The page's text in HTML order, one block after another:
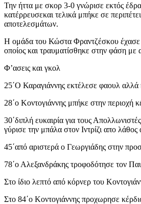
Την ήττα με σκορ 3-0 γνώρισε εκτός
κατέρρευσεκαι τελικά μπήκε σε
αποτελεσμάτων.
Η ομάδα του Κώστα Φραντζέσκου έχασε
οποίος και τραυματίσθηκε στην φάση με
Φ’ασεις και γκολ
25΄Ο Καραγιάννης εκτέλεσε φαουλ
28΄ο Κοντογιάννης μπήκε στην περιοχή
30΄διπλή ευκαιρία για τους
γύρισε την μπάλα στον Ιντρίζι απο
45΄από αριστερά ο Γεωργιάδης στην
78΄ο Αλεξανδράκης τροφοδότησε τον
Στο ίδιο λεπτό από κόρνερ του
Στο 84΄ο Κοντογιάννης προχωρησε